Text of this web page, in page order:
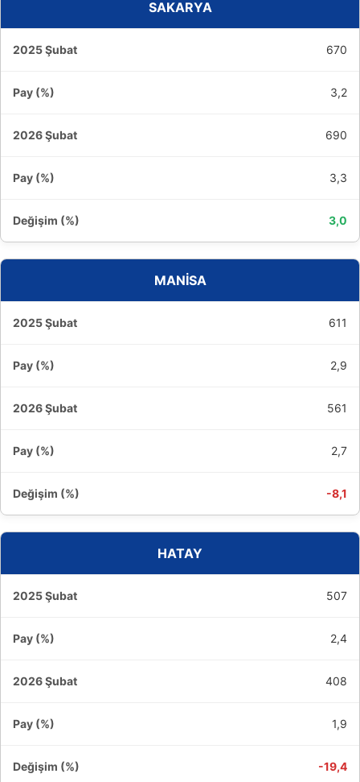
SAKARYA
670
3,2
690
3,3
3,0
MANİSA
611
2,9
561
2,7
-8,1
HATAY
507
2,4
408
1,9
-19,4